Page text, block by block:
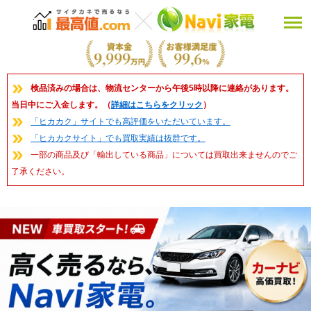
検品済みの場合は、物流センターから午後5時以降に連絡があります。
当日中にご入金します。（詳細はこちらをクリック ）
「ヒカカク」サイトでも高評価をいただいています。
「ヒカカクサイト」でも買取実績は抜群です。
一部の商品及び「輸出している商品」については買取出来ませんのでご
了承ください。